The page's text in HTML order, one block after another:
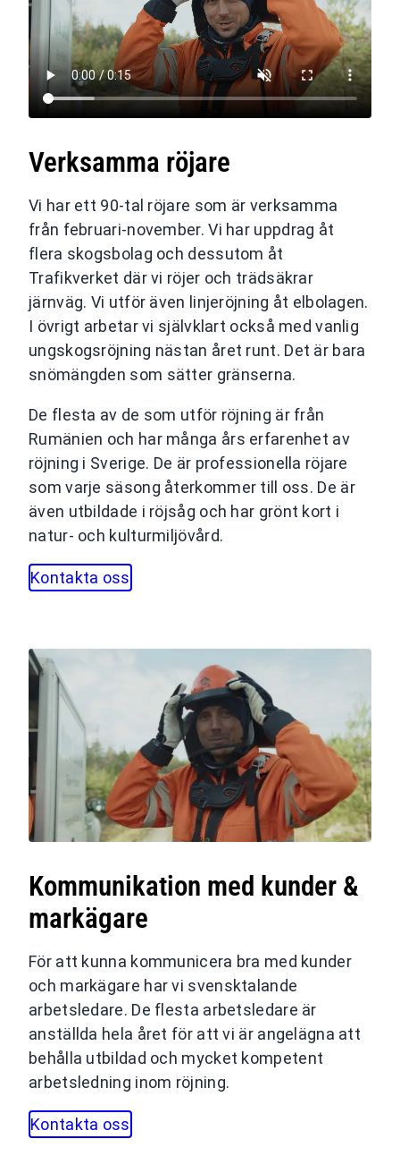
Verksamma röjare
Vi har ett 90-tal röjare som är verksamma
från februari-november. Vi har uppdrag åt
flera skogsbolag och dessutom åt
Trafikverket där vi röjer och trädsäkrar
järnväg. Vi utför även linjeröjning åt elbolagen.
I övrigt arbetar vi självklart också med vanlig
ungskogsröjning nästan året runt. Det är bara
snömängden som sätter gränserna.
De flesta av de som utför röjning är från
Rumänien och har många års erfarenhet av
röjning i Sverige. De är professionella röjare
som varje säsong återkommer till oss. De är
även utbildade i röjsåg och har grönt kort i
natur- och kulturmiljövård.
Kontakta oss
Kommunikation med kunder &
markägare
För att kunna kommunicera bra med kunder
och markägare har vi svensktalande
arbetsledare. De flesta arbetsledare är
anställda hela året för att vi är angelägna att
behålla utbildad och mycket kompetent
arbetsledning inom röjning.
Kontakta oss